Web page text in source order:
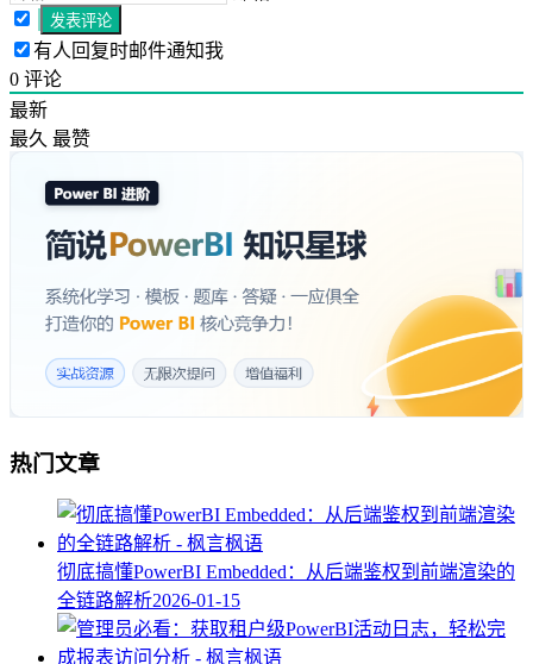
有人回复时邮件通知我
0 评论
最新
最久 最赞
热门文章
彻底搞懂PowerBI Embedded：从后端鉴权到前端渲染的
全链路解析2026-01-15